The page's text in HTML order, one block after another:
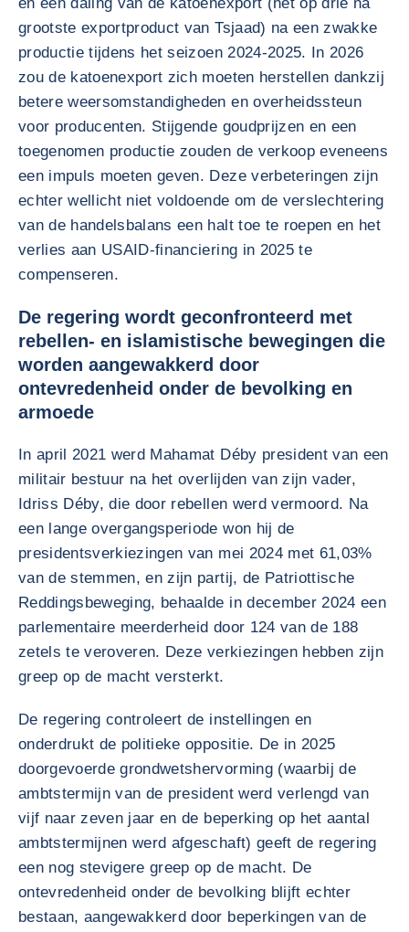
grootste exportproduct van Tsjaad) na een zwakke
productie tijdens het seizoen 2024-2025. In 2026
zou de katoenexport zich moeten herstellen dankzij
betere weersomstandigheden en overheidssteun
voor producenten. Stijgende goudprijzen en een
toegenomen productie zouden de verkoop eveneens
een impuls moeten geven. Deze verbeteringen zijn
echter wellicht niet voldoende om de verslechtering
van de handelsbalans een halt toe te roepen en het
verlies aan USAID-financiering in 2025 te
compenseren.
De regering wordt geconfronteerd met
rebellen- en islamistische bewegingen die
worden aangewakkerd door
ontevredenheid onder de bevolking en
armoede
In april 2021 werd Mahamat Déby president van een
militair bestuur na het overlijden van zijn vader,
Idriss Déby, die door rebellen werd vermoord. Na
een lange overgangsperiode won hij de
presidentsverkiezingen van mei 2024 met 61,03%
van de stemmen, en zijn partij, de Patriottische
Reddingsbeweging, behaalde in december 2024 een
parlementaire meerderheid door 124 van de 188
zetels te veroveren. Deze verkiezingen hebben zijn
greep op de macht versterkt.
De regering controleert de instellingen en
onderdrukt de politieke oppositie. De in 2025
doorgevoerde grondwetshervorming (waarbij de
ambtstermijn van de president werd verlengd van
vijf naar zeven jaar en de beperking op het aantal
ambtstermijnen werd afgeschaft) geeft de regering
een nog stevigere greep op de macht. De
ontevredenheid onder de bevolking blijft echter
bestaan, aangewakkerd door beperkingen van de